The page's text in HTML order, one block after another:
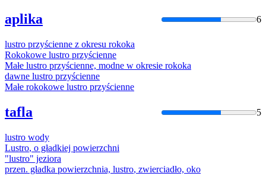
aplika 6
lustro przyścienne z okresu rokoka
Rokokowe lustro przyścienne
Małe lustro przyścienne, modne w okresie rokoka
dawne lustro przyścienne
Małe rokokowe lustro przyścienne
tafla 5
lustro wody
Lustro, o gładkiej powierzchni
"lustro" jeziora
przen. gładka powierzchnia, lustro, zwierciadło, oko